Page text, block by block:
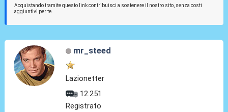
Acquistando tramite questo link contribuisci a sostenere il nostro sito, senza costi
aggiuntivi per te.
mr_steed
Lazionetter
12.251
Registrato